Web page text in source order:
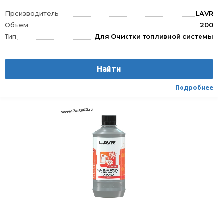
Производитель
LAVR
Объем
200
Тип
Для Очистки топливной системы
Найти
Подробнее